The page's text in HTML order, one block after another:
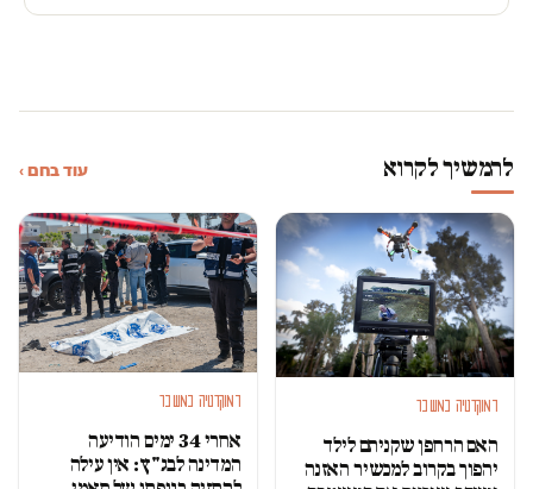
להמשיך לקרוא עוד בחם ›
דמוקרטיה במשבר
האם הרחפן שקניתם לילד
יהפוך בקרוב למכשיר האזנה
דמוקרטיה במשבר
אחרי 34 ימים הודיעה
המדינה לבג"ץ: אין עילה